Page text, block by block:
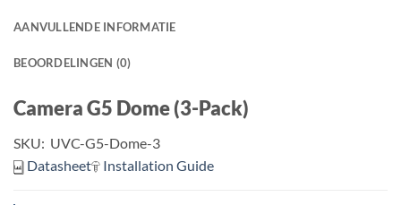
AANVULLENDE INFORMATIE
BEOORDELINGEN (0)
Camera G5 Dome (3-Pack)
SKU: UVC-G5-Dome-3
Datasheet
Installation Guide